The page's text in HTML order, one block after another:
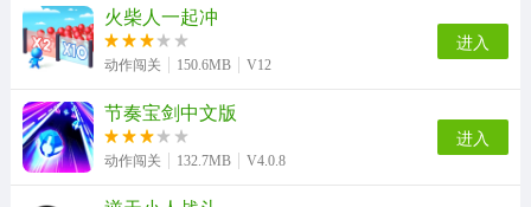
火柴人一起冲
动作闯关 150.6MB V12
进入
节奏宝剑中文版
动作闯关 132.7MB V4.0.8
进入